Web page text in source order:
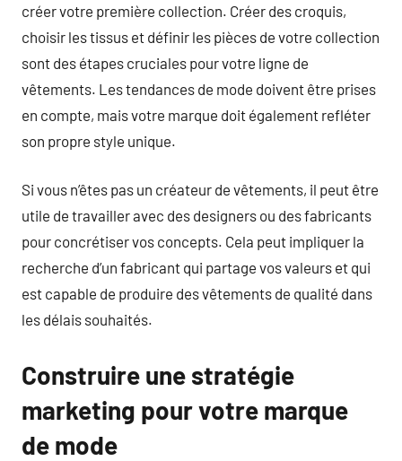
créer votre première collection. Créer des croquis,
choisir les tissus et définir les pièces de votre collection
sont des étapes cruciales pour votre ligne de
vêtements. Les tendances de mode doivent être prises
en compte, mais votre marque doit également refléter
son propre style unique.
Si vous n’êtes pas un créateur de vêtements, il peut être
utile de travailler avec des designers ou des fabricants
pour concrétiser vos concepts. Cela peut impliquer la
recherche d’un fabricant qui partage vos valeurs et qui
est capable de produire des vêtements de qualité dans
les délais souhaités.
Construire une stratégie
marketing pour votre marque
de mode